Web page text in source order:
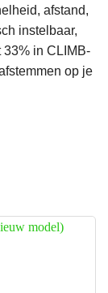
afstand,
instelbaar,
33% in CLIMB-
op je